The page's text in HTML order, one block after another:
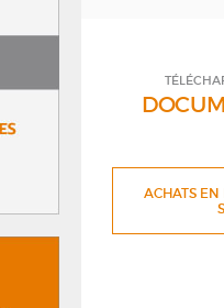
ACHATS EN